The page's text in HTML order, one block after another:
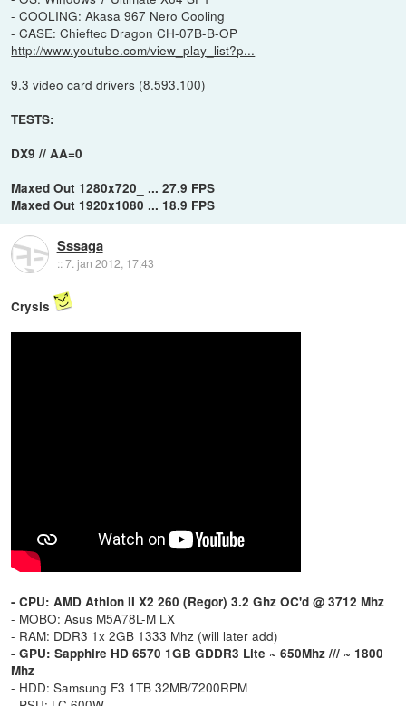
- COOLING: Akasa 967 Nero Cooling
- CASE: Chieftec Dragon CH-07B-B-OP
http://www.youtube.com/view_play_list?p...
9.3 video card drivers (8.593.100)
TESTS:
DX9 // AA=0
Maxed Out 1280x720_ ... 27.9 FPS
Maxed Out 1920x1080 ... 18.9 FPS
Sssaga
::7. jan 2012, 17:43
Crysis
- CPU: AMD Athlon II X2 260 (Regor) 3.2 Ghz OC'd @ 3712 Mhz
- MOBO: Asus M5A78L-M LX
- RAM: DDR3 1x 2GB 1333 Mhz (will later add)
- GPU: Sapphire HD 6570 1GB GDDR3 Lite ~ 650Mhz /// ~ 1800
Mhz
- HDD: Samsung F3 1TB 32MB/7200RPM